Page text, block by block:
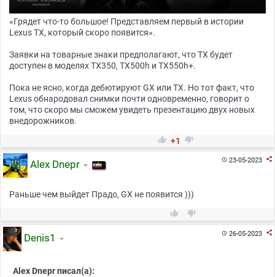
«Грядет что-то большое! Представляем первый в истории
Lexus TX, который скоро появится».
Заявки на товарные знаки предполагают, что TX будет
доступен в моделях TX350, TX500h и TX550h+.
Пока не ясно, когда дебютируют GX или TX. Но тот факт, что
Lexus обнародовал снимки почти одновременно, говорит о
том, что скоро мы сможем увидеть презентацию двух новых
внедорожников.
 +1 
23-05-2023 
Alex Dnepr
Раньше чем выйдет Прадо, GX не появится )))
 
26-05-2023 
Denis1
Alex Dnepr писал(а):